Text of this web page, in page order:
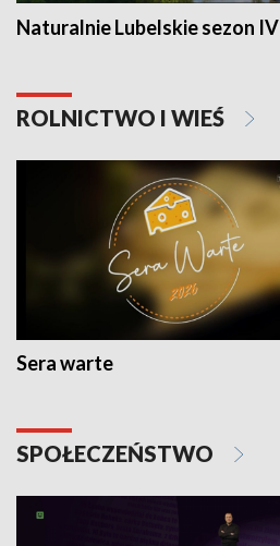
Naturalnie Lubelskie sezon IV
ROLNICTWO I WIEŚ
Sera warte
SPOŁECZEŃSTWO